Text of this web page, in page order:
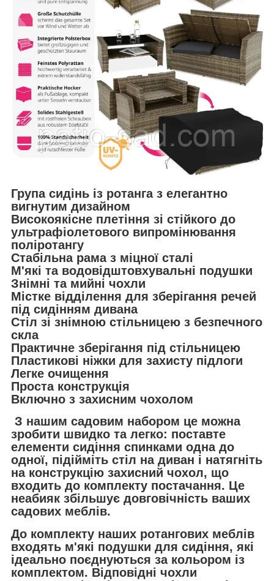
Група сидінь із ротанга з елегантно
вигнутим дизайном
Високоякісне плетіння зі стійкого до
ультрафіолетового випромінювання
поліротангу
Стабільна рама з міцної сталі
М'які та водовідштовхувальні подушки
Знімні та мийні чохли
Містке відділення для зберігання речей
під сидінням дивана
Стіл зі знімною стільницею з безпечного
скла
Практичне зберігання під стільницею
Пластикові ніжки для захисту підлоги
Легке очищення
Проста конструкція
Включно з захисним чохолом
З нашим садовим набором це можна
зробити швидко та легко: поставте
елементи сидіння спинками одна до
одної, підійміть стіл на диван і натягніть
на конструкцію захисний чохол, що
входить до комплекту постачання. Це
неабияк збільшує довговічність ваших
садових меблів.
До комплекту наших ротангових меблів
входять м'які подушки для сидіння, які
ідеально поєднуються за кольором із
комплектом. Відповідні чохли